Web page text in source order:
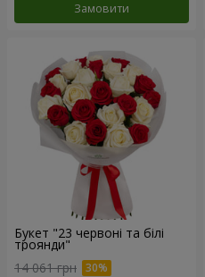
Замовити
Букет "23 червоні та білі
троянди"
14 061 грн